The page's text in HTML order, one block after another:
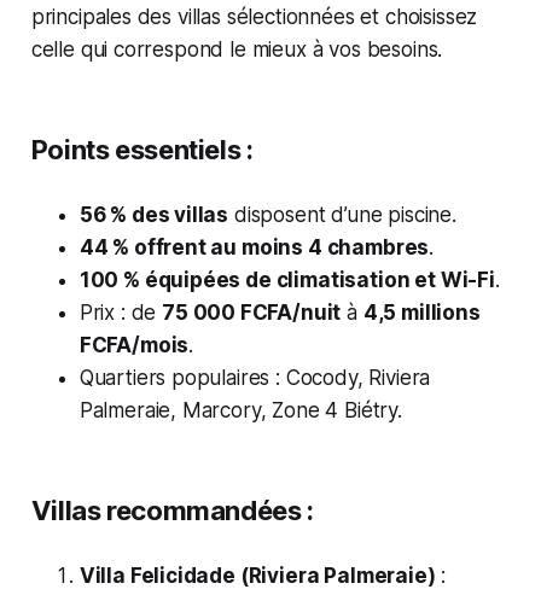
principales des villas sélectionnées et choisissez
celle qui correspond le mieux à vos besoins.
Points essentiels :
56 % des villas disposent d’une piscine.
44 % offrent au moins 4 chambres.
100 % équipées de climatisation et Wi-Fi.
Prix : de 75 000 FCFA/nuit à 4,5 millions
FCFA/mois.
Quartiers populaires : Cocody, Riviera
Palmeraie, Marcory, Zone 4 Biétry.
Villas recommandées :
Villa Felicidade (Riviera Palmeraie) :